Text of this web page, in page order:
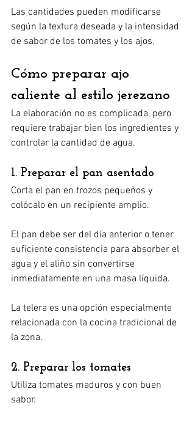
Las cantidades pueden modificarse
según la textura deseada y la intensidad
de sabor de los tomates y los ajos.
Cómo preparar ajo
caliente al estilo jerezano
La elaboración no es complicada, pero
requiere trabajar bien los ingredientes y
controlar la cantidad de agua.
1. Preparar el pan asentado
Corta el pan en trozos pequeños y
colócalo en un recipiente amplio.
El pan debe ser del día anterior o tener
suficiente consistencia para absorber el
agua y el aliño sin convertirse
inmediatamente en una masa líquida.
La telera es una opción especialmente
relacionada con la cocina tradicional de
la zona.
2. Preparar los tomates
Utiliza tomates maduros y con buen
sabor.